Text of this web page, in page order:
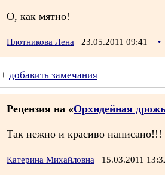
О, как мятно!
Плотникова Лена 23.05.2011 09:41 •
+ добавить замечания
Рецензия на «Орхидейная
Так нежно и красиво написано!!!
Катерина Михайловна 15.03.2011